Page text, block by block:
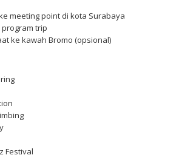
meeting point di kota Surabaya
trip
ke kawah Bromo (opsional)
Festival